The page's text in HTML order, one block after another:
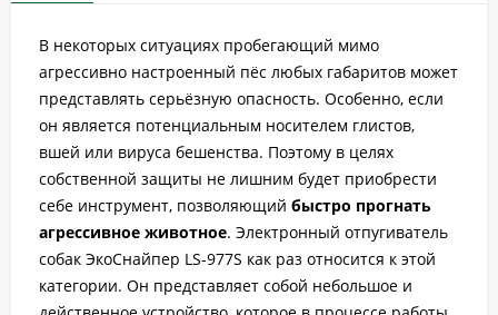
В некоторых ситуациях пробегающий мимо
агрессивно настроенный пёс любых габаритов может
представлять серьёзную опасность. Особенно, если
он является потенциальным носителем глистов,
вшей или вируса бешенства. Поэтому в целях
собственной защиты не лишним будет приобрести
себе инструмент, позволяющий быстро прогнать
агрессивное животное. Электронный отпугиватель
собак ЭкоСнайпер LS-977S как раз относится к этой
категории. Он представляет собой небольшое и